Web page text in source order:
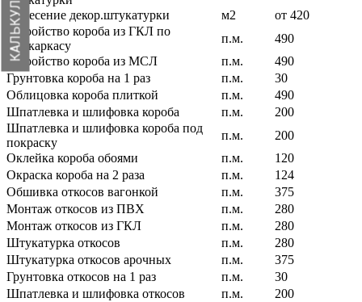
Нанесение декор.штукатурки
м2
от 420
Устройство короба из ГКЛ по
мет.каркасу
п.м.
490
Устройство короба из МСЛ
п.м.
490
Грунтовка короба на 1 раз
п.м.
30
Облицовка короба плиткой
п.м.
490
Шпатлевка и шлифовка короба
п.м.
200
Шпатлевка и шлифовка короба под
покраску
п.м.
200
Оклейка короба обоями
п.м.
120
Окраска короба на 2 раза
п.м.
124
Обшивка откосов вагонкой
п.м.
375
Монтаж откосов из ПВХ
п.м.
280
Монтаж откосов из ГКЛ
п.м.
280
Штукатурка откосов
п.м.
280
Штукатурка откосов арочных
п.м.
375
Грунтовка откосов на 1 раз
п.м.
30
Шпатлевка и шлифовка откосов
п.м.
200